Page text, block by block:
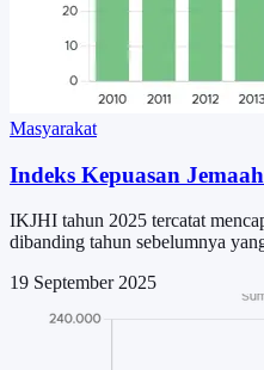
Masyarakat
Indeks Kepuasan
IKJHI tahun 2025 tercatat
dibanding tahun sebelumnya
19 September 2025